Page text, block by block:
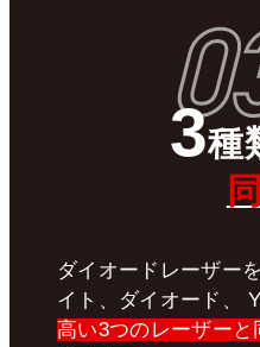
3種
ダイオードレーザー
イト、ダイオード、
高い3つのレーザー